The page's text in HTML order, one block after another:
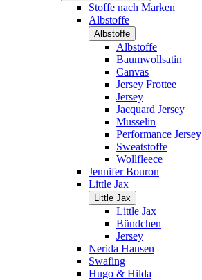
Stoffe nach Marken
Albstoffe
Albstoffe
Albstoffe
Baumwollsatin
Canvas
Jersey Frottee
Jersey
Jacquard Jersey
Musselin
Performance Jersey
Sweatstoffe
Wollfleece
Jennifer Bouron
Little Jax
Little Jax
Little Jax
Bündchen
Jersey
Nerida Hansen
Swafing
Hugo & Hilda